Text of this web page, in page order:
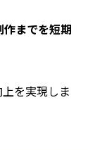
までを短期
を実現しま